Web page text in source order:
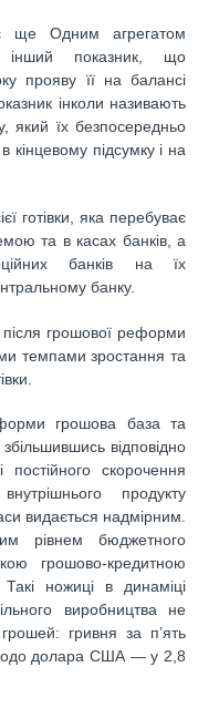
ще Одним агрегатом
показник, що
прояву її на балансі
інколи називають
який їх безпосередньо
підсумку і на
готівки, яка перебуває
та в касах банків, а
банків на їх
банку.
грошової реформи
темпами зростання та
грошова база та
відповідно
скорочення
продукту
видається надмірним.
рівнем бюджетного
грошово-кредитною
ножиці в динаміці
виробництва не
гривня за п’ять
долара США — у 2,8